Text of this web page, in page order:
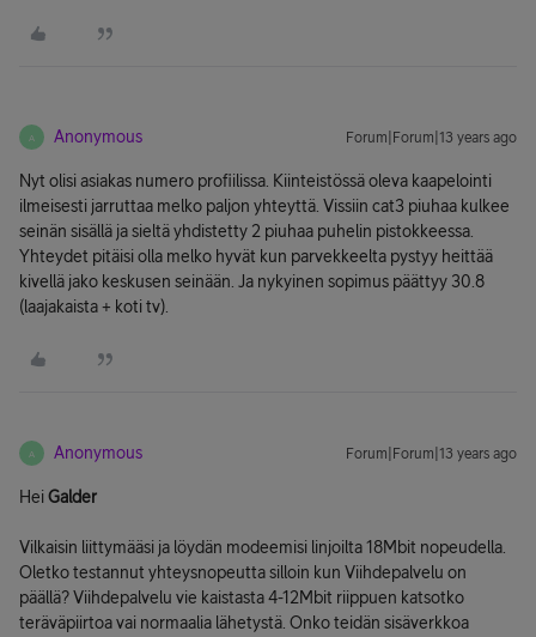
A Anonymous Forum|Forum|13 years ago
Nyt olisi asiakas numero profiilissa. Kiinteistössä oleva kaapelointi
ilmeisesti jarruttaa melko paljon yhteyttä. Vissiin cat3 piuhaa kulkee
seinän sisällä ja sieltä yhdistetty 2 piuhaa puhelin pistokkeessa.
Yhteydet pitäisi olla melko hyvät kun parvekkeelta pystyy heittää
kivellä jako keskusen seinään. Ja nykyinen sopimus päättyy 30.8
(laajakaista + koti tv).
A Anonymous Forum|Forum|13 years ago
HeiGalder
Vilkaisin liittymääsi ja löydän modeemisi linjoilta 18Mbit nopeudella.
Oletko testannut yhteysnopeutta silloin kun Viihdepalvelu on
päällä? Viihdepalvelu vie kaistasta 4-12Mbit riippuen katsotko
teräväpiirtoa vai normaalia lähetystä. Onko teidän sisäverkkoa